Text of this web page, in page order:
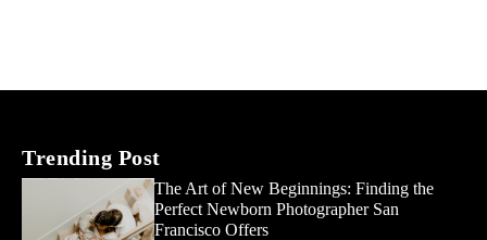
Trending Post
The Art of New Beginnings: Finding the
Perfect Newborn Photographer San
Francisco Offers